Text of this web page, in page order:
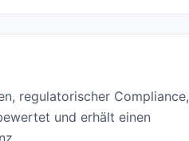
regulatorischer Compliance,
und erhält einen